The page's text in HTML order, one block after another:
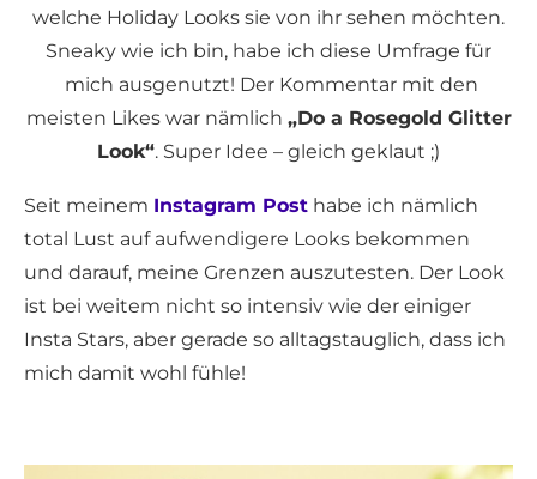
welche Holiday Looks sie von ihr sehen möchten.
Sneaky wie ich bin, habe ich diese Umfrage für
mich ausgenutzt! Der Kommentar mit den
meisten Likes war nämlich „Do a Rosegold Glitter
Look“. Super Idee – gleich geklaut ;)
Seit meinem Instagram Post habe ich nämlich
total Lust auf aufwendigere Looks bekommen
und darauf, meine Grenzen auszutesten. Der Look
ist bei weitem nicht so intensiv wie der einiger
Insta Stars, aber gerade so alltagstauglich, dass ich
mich damit wohl fühle!